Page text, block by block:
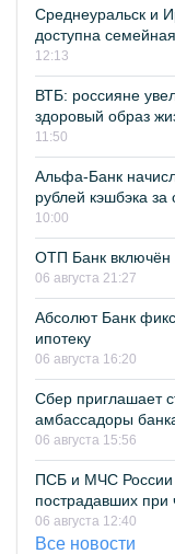
Среднеуральск и
доступна
12:13
ВТБ: россияне
здоровый образ
11:50
Альфа-Банк
рублей кэшбэка за
10:00
ОТП Банк
06 августа 21:27
Абсолют Банк
ипотеку
06 августа 16:20
Сбер приглашает
амбассадоры
06 августа 15:56
ПСБ и МЧС России
пострадавших при
06 августа 12:40
Все новости